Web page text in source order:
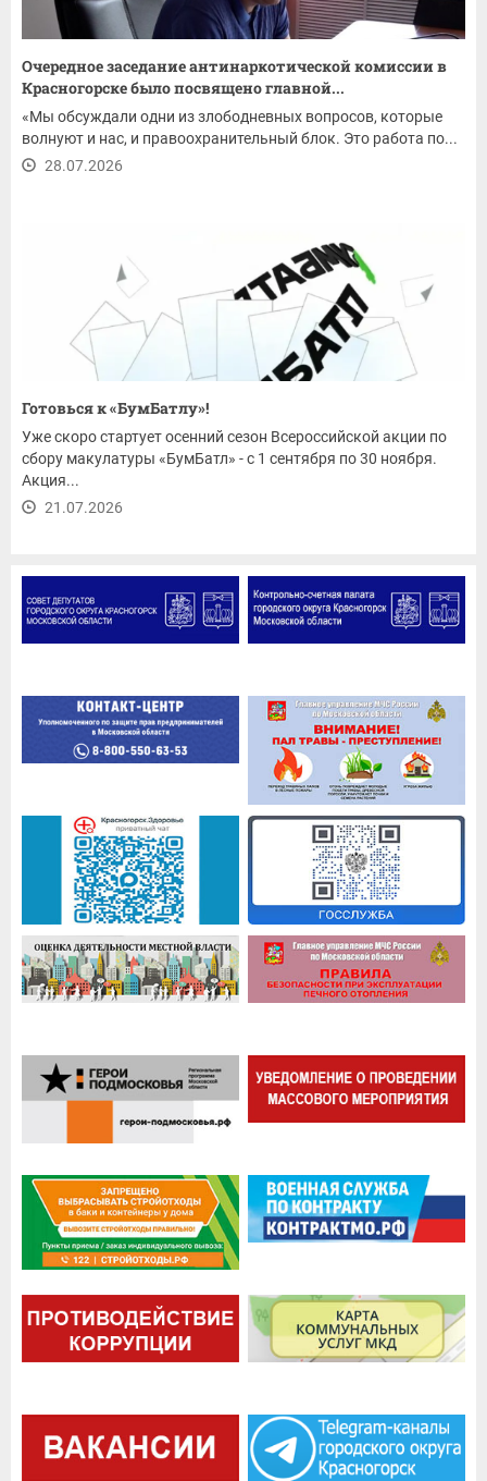
Очередное заседание антинаркотической комиссии в
Красногорске было посвящено главной...
«Мы обсуждали одни из злободневных вопросов, которые
волнуют и нас, и правоохранительный блок. Это работа по...
28.07.2026
Готовься к «БумБатлу»!
Уже скоро стартует осенний сезон Всероссийской акции по
сбору макулатуры «БумБатл» - с 1 сентября по 30 ноября.
Акция...
21.07.2026